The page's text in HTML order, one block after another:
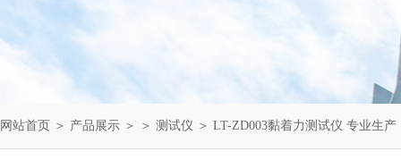
网站首页 ＞ 产品展示 ＞ ＞ 测试仪 ＞ LT-ZD003黏着力测试仪 专业生产